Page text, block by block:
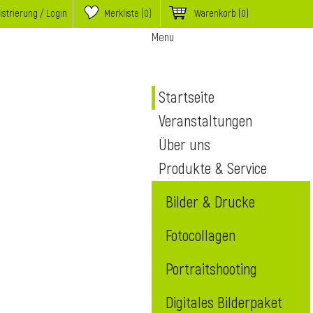
/ Login Merkliste (0) Warenkorb (0)
Menu
Startseite
Veranstaltungen
Über uns
Produkte & Service
Bilder & Drucke
Fotocollagen
Portraitshooting
Digitales Bilderpaket